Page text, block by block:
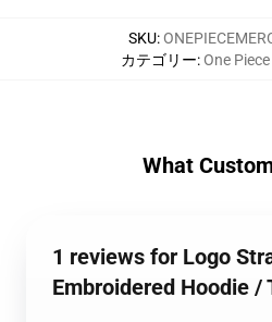
SKU:
カテゴリー:One
What
1 reviews for Logo
Embroidered Hoodie /